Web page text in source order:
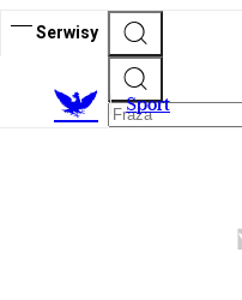
Serwisy
Sport